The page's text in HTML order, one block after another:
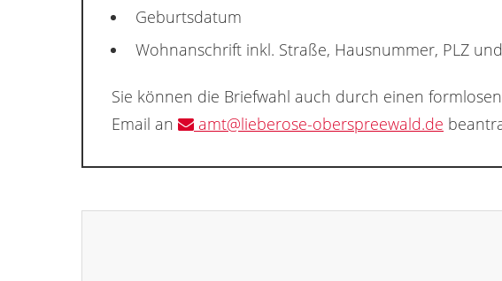
Geburtsdatum
Wohnanschrift inkl. Straße, Hausnummer, PLZ
Sie können die Briefwahl auch durch einen
Email an
amt@lieberose-oberspreewald.de